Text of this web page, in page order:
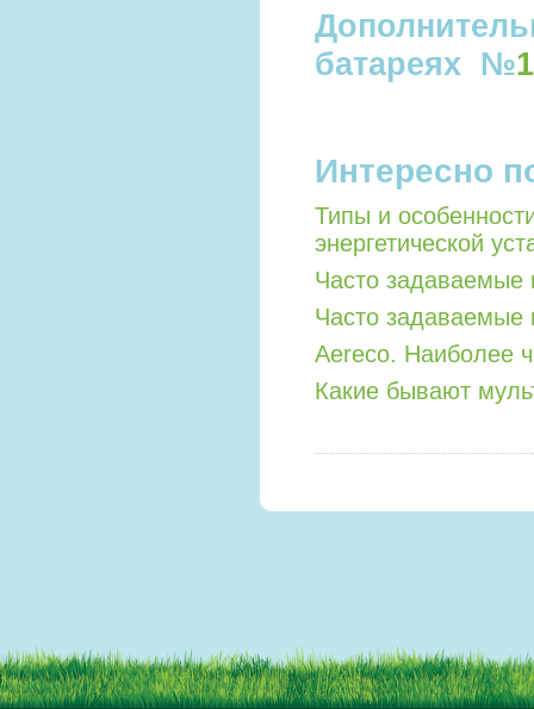
батареях №
Интересно
Типы и
энергетической
Часто задаваемые
Часто задаваемые
Aereco. Наиболее
Какие бывают